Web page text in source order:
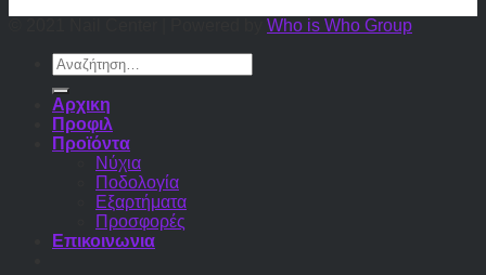
Who is Who Group
Αναζήτηση
για:
Αρχικη
Προφιλ
Προϊόντα
Νύχια
Ποδολογία
Εξαρτήματα
Προσφορές
Επικοινωνια